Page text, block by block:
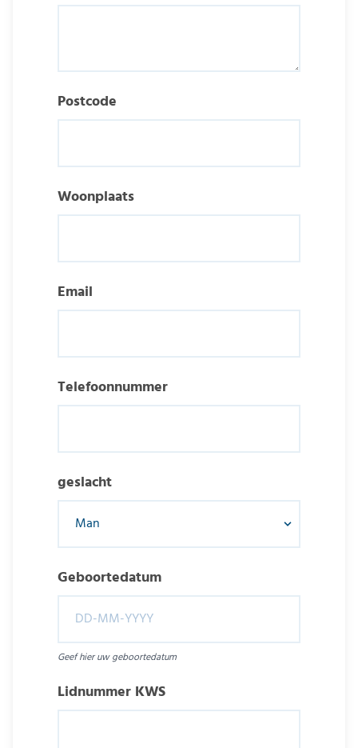
Postcode
Woonplaats
Email
Telefoonnummer
geslacht
Geboortedatum
Geef hier uw geboortedatum
Lidnummer KWS